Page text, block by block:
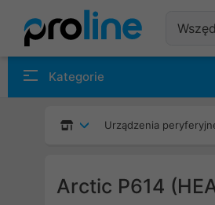
Kategorie
Urządzenia
Arctic P614